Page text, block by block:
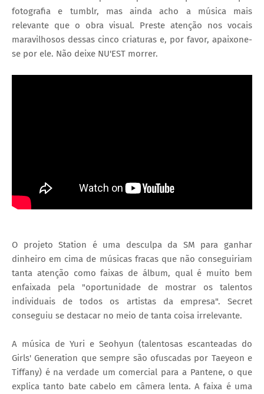
fotografia e tumblr, mas ainda acho a música mais
relevante que o obra visual. Preste atenção nos vocais
maravilhosos dessas cinco criaturas e, por favor, apaixone-
se por ele. Não deixe NU'EST morrer.
O projeto Station é uma desculpa da SM para ganhar
dinheiro em cima de músicas fracas que não conseguiriam
tanta atenção como faixas de álbum, qual é muito bem
enfaixada pela "oportunidade de mostrar os talentos
individuais de todos os artistas da empresa". Secret
conseguiu se destacar no meio de tanta coisa irrelevante.
A música de Yuri e Seohyun (talentosas escanteadas do
Girls' Generation que sempre são ofuscadas por Taeyeon e
Tiffany) é na verdade um comercial para a Pantene, o que
explica tanto bate cabelo em câmera lenta. A faixa é uma